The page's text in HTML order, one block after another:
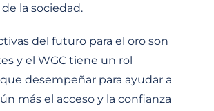
la sociedad.
del futuro para el oro son
y el WGC tiene un rol
desempeñar para ayudar a
más el acceso y la confianza